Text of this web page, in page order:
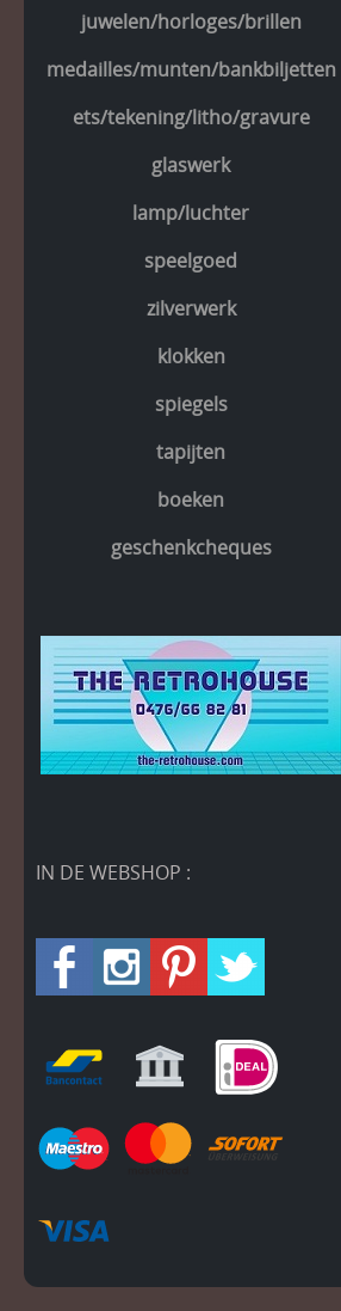
juwelen/horloges/brillen
medailles/munten/bankbiljetten
ets/tekening/litho/gravure
glaswerk
lamp/luchter
speelgoed
zilverwerk
klokken
spiegels
tapijten
boeken
geschenkcheques
IN DE WEBSHOP :